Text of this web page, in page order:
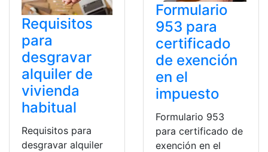
Requisitos
para
desgravar
alquiler de
vivienda
habitual
Requisitos para
desgravar alquiler
Formulario
953 para
certificado
de exención
en el
impuesto
Formulario 953
para certificado de
exención en el